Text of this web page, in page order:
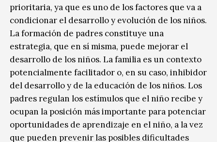
prioritaria, ya que es uno de los factores que va a
condicionar el desarrollo y evolución de los niños.
La formación de padres constituye una
estrategia, que en sí misma, puede mejorar el
desarrollo de los niños. La familia es un contexto
potencialmente facilitador o, en su caso, inhibidor
del desarrollo y de la educación de los niños. Los
padres regulan los estímulos que el niño recibe y
ocupan la posición más importante para potenciar
oportunidades de aprendizaje en el niño, a la vez
que pueden prevenir las posibles dificultades